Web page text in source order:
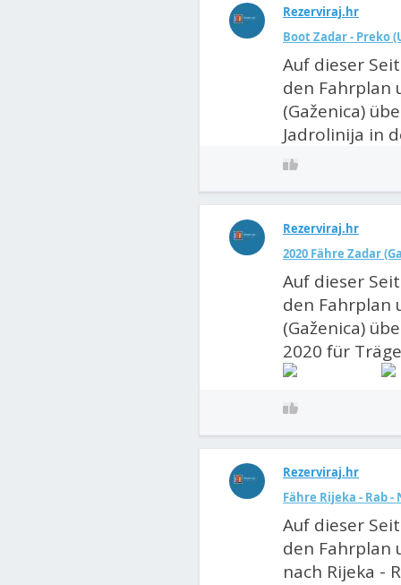
Rezerviraj.hr
Boot Zadar - Preko
Auf dieser
den Fahrplan
(Gaženica)
Jadrolinija in
Rezerviraj.hr
2020 Fähre Zadar
Auf dieser
den Fahrplan
(Gaženica)
2020 für
Rezerviraj.hr
Fähre Rijeka - Rab
Auf dieser
den Fahrplan
nach Rijeka -